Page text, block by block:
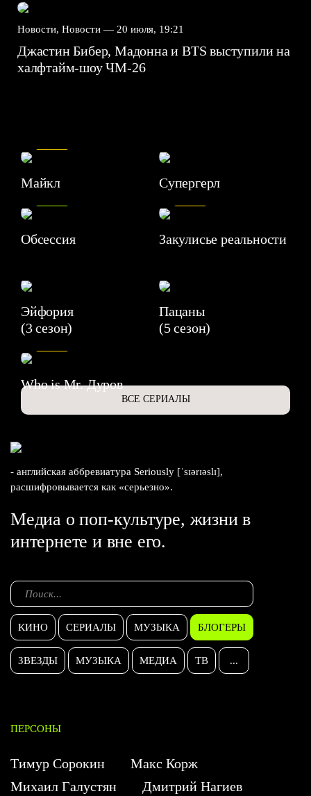
Новости, Новости — 20 июля, 19:21
Джастин Бибер, Мадонна и BTS выступили на
халфтайм-шоу ЧМ-26
Майкл Супергерл
Обсессия
7.1
Закулисье реальности
Эйфория
(3 сезон)
Пацаны
(5 сезон)
Who is Mr. Дуров
ВСЕ СЕРИАЛЫ
- английская аббревиатура Seriously [ˈsɪərɪəslɪ],
расшифровывается как «серьезно».
Медиа о поп-культуре, жизни в
интернете и вне его.
КИНО СЕРИАЛЫ МУЗЫКА БЛОГЕРЫ
ЗВЕЗДЫ МУЗЫКА МЕДИА ТВ ...
ПЕРСОНЫ
Тимур Сорокин
Макс Корж
Михаил Галустян
Дмитрий Нагиев